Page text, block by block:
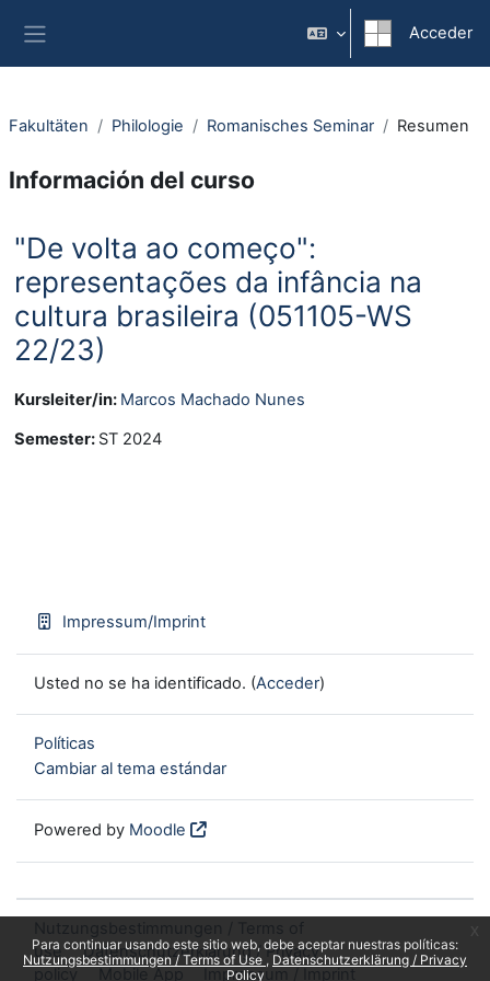
Para continuar usando este sitio web, debe aceptar nuestras políticas:
Nutzungsbestimmungen / Terms of Use
Datenschutzerklärung / Privacy
Policy
Acceder
Fakultäten Philologie Romanisches Seminar Resumen
Información del curso
"De volta ao começo":
representações da infância na
cultura brasileira (051105-WS
22/23)
Kursleiter/in: Marcos Machado Nunes
Semester: ST 2024
Impressum/Imprint
Usted no se ha identificado. (Acceder)
Políticas
Cambiar al tema estándar
Powered by Moodle
use
Datenschutzerklärung / Privacy
policy
Mobile App Impressum / Imprint